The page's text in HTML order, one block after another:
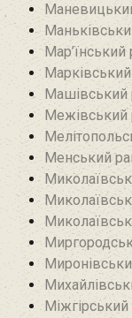
Мар’їнський
Машівський
Межівський
Менський
Міжгірський